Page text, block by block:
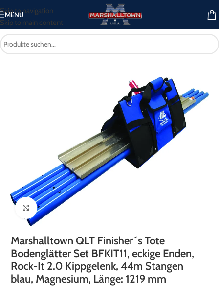
Skip to navigation
Skip to main content
MENU
Start/ Betonwerkzeug
Click to enlarge
Marshalltown QLT Finisher´s Tote
Bodenglätter Set BFKIT11, eckige Enden,
Rock-It 2.0 Kippgelenk, 44m Stangen
blau, Magnesium, Länge: 1219 mm